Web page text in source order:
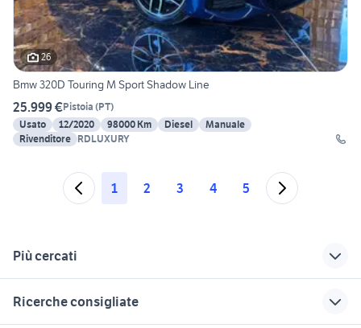
26
Bmw 320D Touring M Sport Shadow Line
25.999 €Pistoia (PT)
Usato
12/2020 98000 Km Diesel
Manuale
Rivenditore RDLUXURY
1 2 3 4 5
Più cercati
Ricerche consigliate